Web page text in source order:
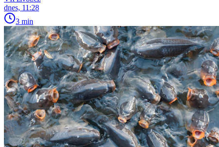
dnes, 11:28
3 min